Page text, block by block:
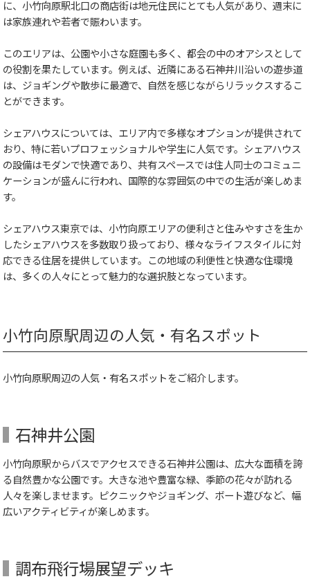
に、小竹向原駅北口の商店街は地元住民にとても人気があり、週末に
は家族連れや若者で賑わいます。
このエリアは、公園や小さな庭園も多く、都会の中のオアシスとして
の役割を果たしています。例えば、近隣にある石神井川沿いの遊歩道
は、ジョギングや散歩に最適で、自然を感じながらリラックスするこ
とができます。
シェアハウスについては、エリア内で多様なオプションが提供されて
おり、特に若いプロフェッショナルや学生に人気です。シェアハウス
の設備はモダンで快適であり、共有スペースでは住人同士のコミュニ
ケーションが盛んに行われ、国際的な雰囲気の中での生活が楽しめま
す。
シェアハウス東京では、小竹向原エリアの便利さと住みやすさを生か
したシェアハウスを多数取り扱っており、様々なライフスタイルに対
応できる住居を提供しています。この地域の利便性と快適な住環境
は、多くの人々にとって魅力的な選択肢となっています。
小竹向原駅周辺の人気・有名スポット
小竹向原駅周辺の人気・有名スポットをご紹介します。
石神井公園
小竹向原駅からバスでアクセスできる石神井公園は、広大な面積を誇
る自然豊かな公園です。大きな池や豊富な緑、季節の花々が訪れる
人々を楽しませます。ピクニックやジョギング、ボート遊びなど、幅
広いアクティビティが楽しめます。
調布飛行場展望デッキ